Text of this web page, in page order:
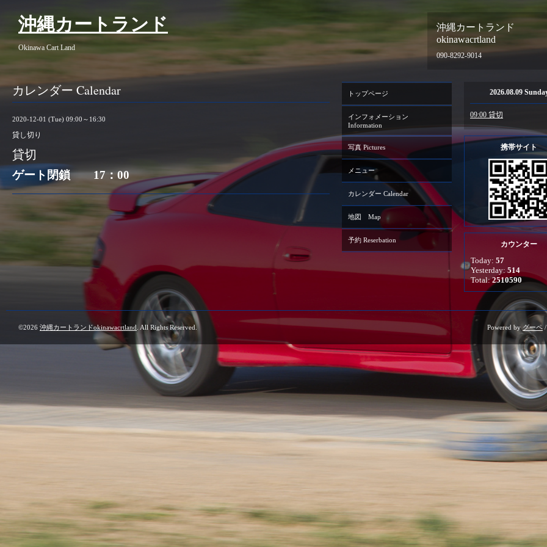
沖縄カートランド
okinawacrtland
090-8292-9014
沖縄カートランド
Okinawa Cart Land
カレンダー Calendar
2020-12-01 (Tue) 09:00～16:30
貸し切り
貸切
ゲート閉鎖 17：00
トップページ
インフォメーション
Information
写真 Pictures
メニュー
カレンダー Calendar
地図 Map
予約 Reserbation
2026.08.09
09:00 貸切
携帯サイト
カウンター
Today: 57
Yesterday: 514
Total:2510590
©2026 沖縄カートランドokinawacrtland . All Rights Reserved. Powered by グーペ